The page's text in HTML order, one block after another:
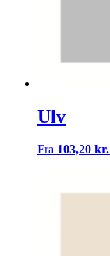
Ulv
Fra 103,20 kr.